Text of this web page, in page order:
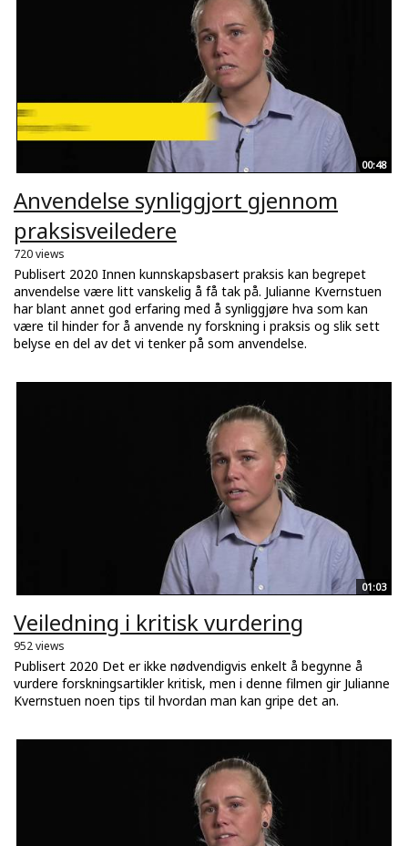
00:48
Anvendelse synliggjort gjennom
praksisveiledere
720 views
Publisert 2020 Innen kunnskapsbasert praksis kan begrepet
anvendelse være litt vanskelig å få tak på. Julianne Kvernstuen
har blant annet god erfaring med å synliggjøre hva som kan
være til hinder for å anvende ny forskning i praksis og slik sett
belyse en del av det vi tenker på som anvendelse.
01:03
Veiledning i kritisk vurdering
952 views
Publisert 2020 Det er ikke nødvendigvis enkelt å begynne å
vurdere forskningsartikler kritisk, men i denne filmen gir Julianne
Kvernstuen noen tips til hvordan man kan gripe det an.